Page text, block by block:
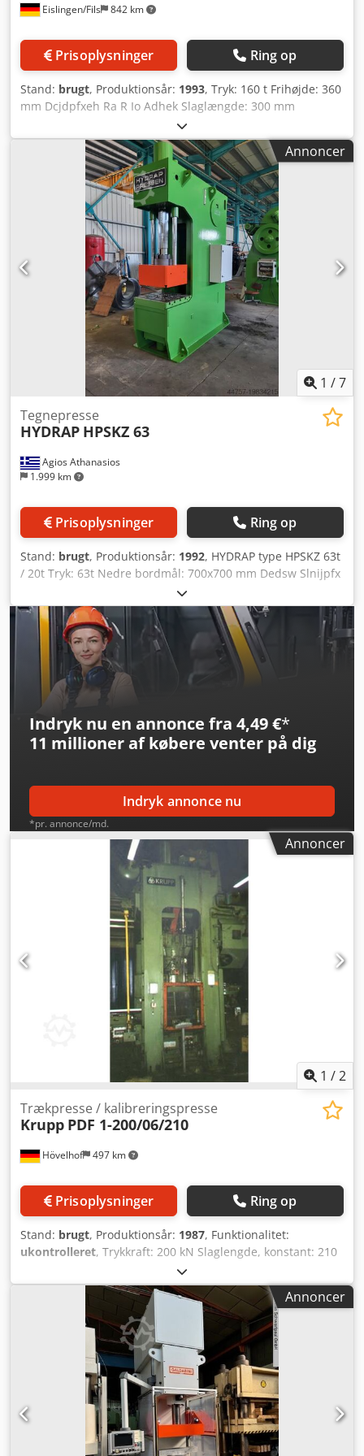
fabrikken, med tidsrelæ for pressetid og
med integreret olie-køler Tilstand: god – snart klar til
demonstration under strøm Levering: fra lager – som beset
frem til Deres ordre. Yderligere udvalg af hydrauliske
presser lagerføres altid, forhør venligst.
Eislingen/Fils 842 km
Prisoplysninger Ring op
Stand: brugt, Produktionsår: 1993, Tryk: 160 t Frihøjde: 360
mm Dcjdpfxeh Ra R Io Adhek Slaglængde: 300 mm
Bordstørrelse: 1500 x 700 mm Slædeflade: 1200 x 560 mm
Returkraft: 40 t Slaghastighed: 400 m/min Slaghastighed –
under belastning: 16 - 42 slag/min Returslaghastighed: 350
mm/min Trækkraft på trækkissen: 630 kN Trækkissens
slaglængde: 100 mm Samlet effektbehov: 42 kW
Maskinvægt ca.: 19,5 t Udkastertryk: 50 kN Udkasterslag: 50
Annoncer
1 /7
Agios Athanasios
1.999 km
Tegnepresse
HYDRAP HPSKZ 63
Prisoplysninger Ring op
Stand: brugt, Produktionsår: 1992, HYDRAP type HPSKZ 63t
/ 20t Tryk: 63t Nedre bordmål: 700x700 mm Dedsw Slnijpfx
Adhock Øvre bordmål: 600x600 mm Slaglængde: 600 mm
Frihøjde: 800 mm Pude: 20t
Indryk nu en annonce fra 4,49 €*
11 millioner af købere venter på dig
Indryk annonce nu
*pr. annonce/md.
Annoncer
1 /2
Hövelhof 497 km
Trækpresse / kalibreringspresse
Krupp PDF 1-200/06/210
Prisoplysninger Ring op
Stand: brugt, Produktionsår: 1987, Funktionalitet:
ukontrolleret, Trykkraft: 200 kN Slaglengde, konstant: 210
mm Justerbart slag per minutt: 20 - 60 Dedpfx Adowy
Sqzehsck Nyttbar arbeidseffekt per syklus: 15 kJ Drivkraft:
24 kW Verktøyinstallasjonshøyde mellom bord og stempel,
slag nede/justering oppe: 500 mm Stempeljustering: 100
mm Stempelets monteringsflate: 600 x 600 mm Bordets
monteringsflate: 600 x 600 mm Utkasterslag: 90 mm Vekt:
Annoncer